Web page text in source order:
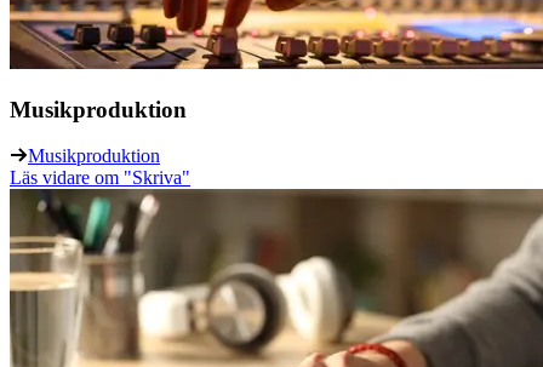
Musikproduktion
Musikproduktion
Läs vidare om "Skriva"